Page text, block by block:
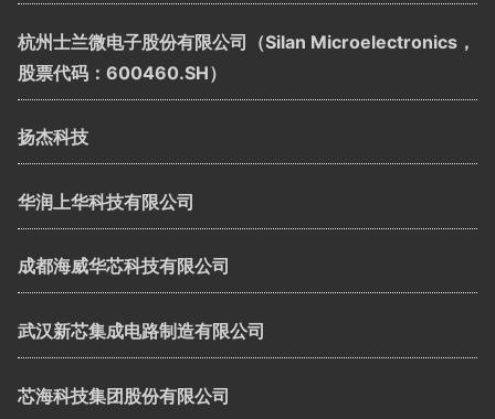
杭州士兰微电子股份有限公司（Silan Microelectronics，
股票代码：600460.SH）
扬杰科技
华润上华科技有限公司
成都海威华芯科技有限公司
武汉新芯集成电路制造有限公司
芯海科技集团股份有限公司